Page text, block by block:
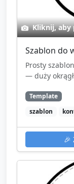
Kliknij, aby
Szablon do
Prosty
— duży
Template
szablon
🎉